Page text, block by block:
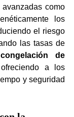
como
los
el riesgo
las tasas de
congelación de
a los
y seguridad